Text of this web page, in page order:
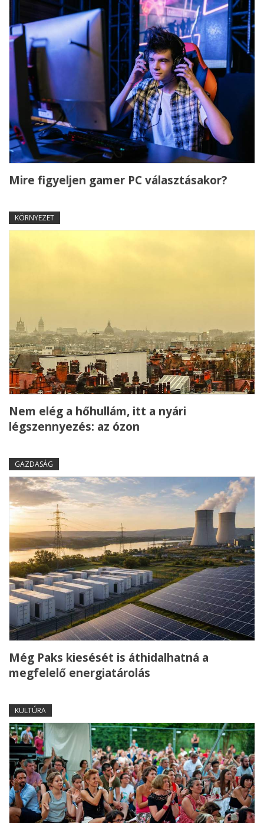
Mire figyeljen gamer PC választásakor?
KÖRNYEZET
Nem elég a hőhullám, itt a nyári
légszennyezés: az ózon
GAZDASÁG
Még Paks kiesését is áthidalhatná a
megfelelő energiatárolás
KULTÚRA